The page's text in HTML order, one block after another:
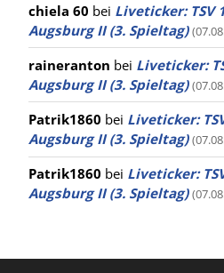
chiela 60 bei Liveticker: TSV
Augsburg II (3. Spieltag)
raineranton bei Liveticker:
Augsburg II (3. Spieltag)
Patrik1860 bei Liveticker:
Augsburg II (3. Spieltag)
Patrik1860 bei Liveticker:
Augsburg II (3. Spieltag)